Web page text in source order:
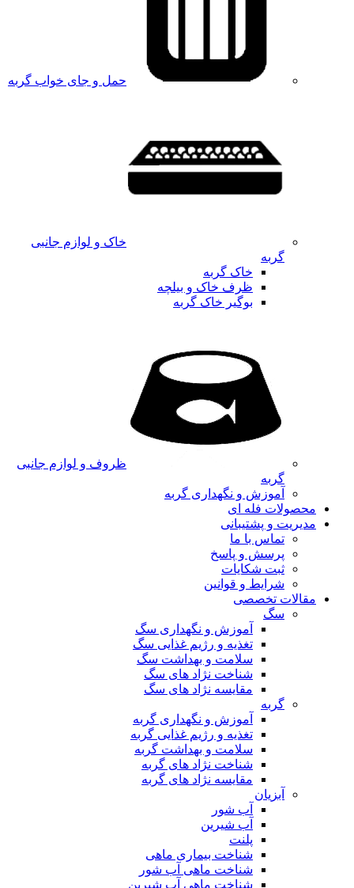
حمل و جای خواب گربه
خاک و لوازم جانبی
گربه
خاک گربه
ظرف خاک و بیلچه
بوگیر خاک گربه
ظروف و لوازم جانبی
گربه
آموزش و نگهداری گربه
محصولات فله ای
مدیریت و پشتیبانی
تماس با ما
پرسش و پاسخ
ثبت شکایات
شرایط و قوانین
مقالات تخصصی
سگ
آموزش و نگهداری سگ
تغذیه و رژیم غذایی سگ
سلامت و بهداشت سگ
شناخت نژاد های سگ
مقایسه نژاد های سگ
گربه
آموزش و نگهداری گربه
تغذیه و رژیم غذایی گربه
سلامت و بهداشت گربه
شناخت نژاد های گربه
مقایسه نژاد های گربه
آبزیان
آب شور
آب شیرین
پلنت
شناخت بیماری ماهی
شناخت ماهی آب شور
شناخت ماهی آب شیرین